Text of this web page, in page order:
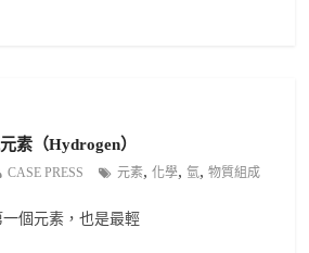
素（Hydrogen）
CASE PRESS 元素,化學, 氫,物質組成
個元素，也是最輕